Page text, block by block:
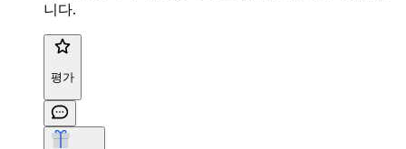
니다.
평가